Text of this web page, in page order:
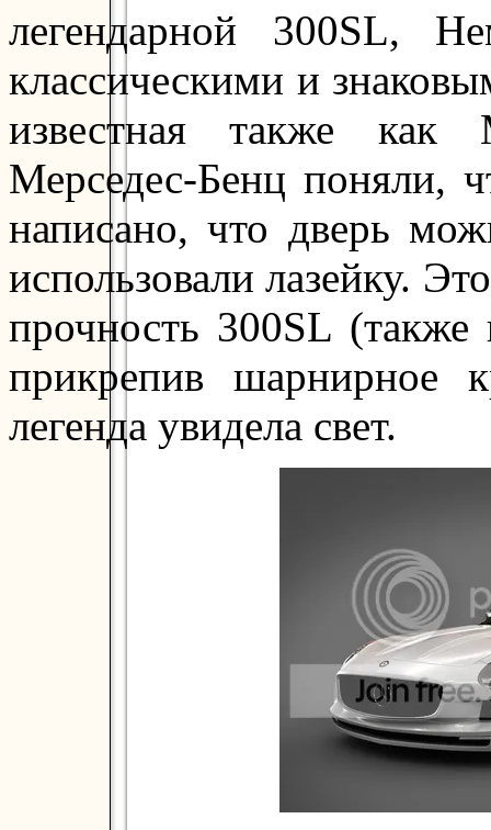
легендарной 300SL,
классическими и
известная также как
Мерседес-Бенц поняли,
написано, что дверь
использовали лазейку.
прочность 300SL (также
прикрепив шарнирное
легенда увидела свет.